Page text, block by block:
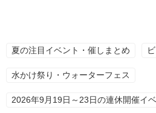
夏の注目イベント・催しまとめ
水かけ祭り・ウォーターフェス
2026年9月19日～23日の連休開催イ